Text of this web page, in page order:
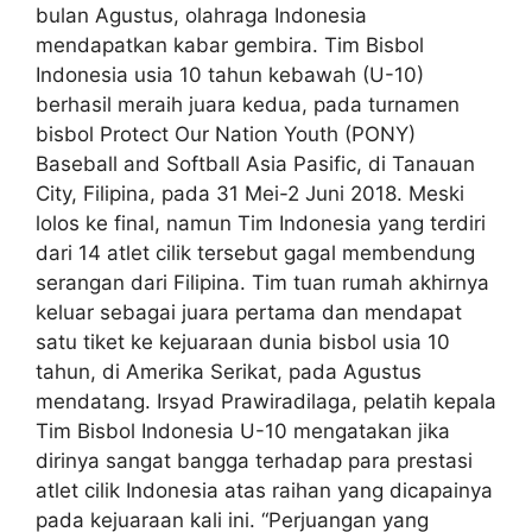
bulan Agustus, olahraga Indonesia
mendapatkan kabar gembira. Tim Bisbol
Indonesia usia 10 tahun kebawah (U-10)
berhasil meraih juara kedua, pada turnamen
bisbol Protect Our Nation Youth (PONY)
Baseball and Softball Asia Pasific, di Tanauan
City, Filipina, pada 31 Mei-2 Juni 2018. Meski
lolos ke final, namun Tim Indonesia yang terdiri
dari 14 atlet cilik tersebut gagal membendung
serangan dari Filipina. Tim tuan rumah akhirnya
keluar sebagai juara pertama dan mendapat
satu tiket ke kejuaraan dunia bisbol usia 10
tahun, di Amerika Serikat, pada Agustus
mendatang. Irsyad Prawiradilaga, pelatih kepala
Tim Bisbol Indonesia U-10 mengatakan jika
dirinya sangat bangga terhadap para prestasi
atlet cilik Indonesia atas raihan yang dicapainya
pada kejuaraan kali ini. “Perjuangan yang